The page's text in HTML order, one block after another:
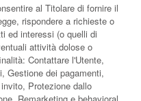
al Titolare di fornire il
rispondere a richieste o
ed interessi (o quelli di
attività dolose o
Contattare l'Utente,
Gestione dei pagamenti,
Protezione dallo